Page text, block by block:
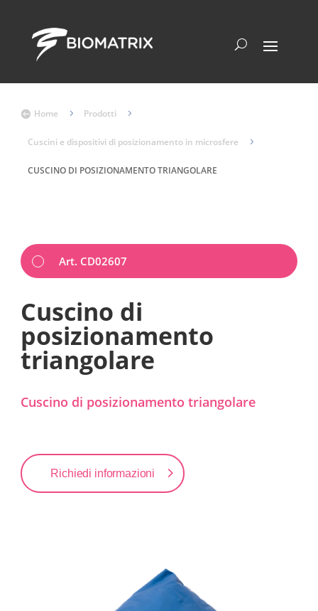
 Home 5 Prodotti 5
Cuscini e dispositivi di posizionamento in microsfere 5
CUSCINO DI POSIZIONAMENTO TRIANGOLARE
Art. CD02607
Cuscino di
posizionamento
triangolare
Cuscino di posizionamento triangolare
Richiedi informazioni